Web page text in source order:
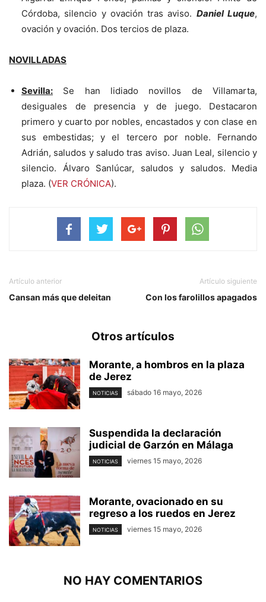
Córdoba, silencio y ovación tras aviso. Daniel Luque,
ovación y ovación. Dos tercios de plaza.
NOVILLADAS
Sevilla: Se han lidiado novillos de Villamarta,
desiguales de presencia y de juego. Destacaron
primero y cuarto por nobles, encastados y con clase en
sus embestidas; y el tercero por noble. Fernando
Adrián, saludos y saludo tras aviso. Juan Leal, silencio y
silencio. Álvaro Sanlúcar, saludos y saludos. Media
plaza. (VER CRÓNICA).
Artículo anterior
Cansan más que deleitan
Artículo siguiente
Con los farolillos apagados
Otros artículos
Morante, a hombros en la plaza
de Jerez
NOTICIAS sábado 16 mayo, 2026
Suspendida la declaración
judicial de Garzón en Málaga
NOTICIAS viernes 15 mayo, 2026
Morante, ovacionado en su
regreso a los ruedos en Jerez
NOTICIAS viernes 15 mayo, 2026
NO HAY COMENTARIOS